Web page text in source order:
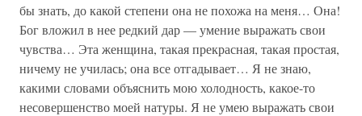
бы знать, до какой степени она не похожа на меня… Она!
Бог вложил в нее редкий дар — умение выражать свои
чувства… Эта женщина, такая прекрасная, такая простая,
ничему не училась; она все отгадывает… Я не знаю,
какими словами объяснить мою холодность, какое-то
несовершенство моей натуры. Я не умею выражать свои